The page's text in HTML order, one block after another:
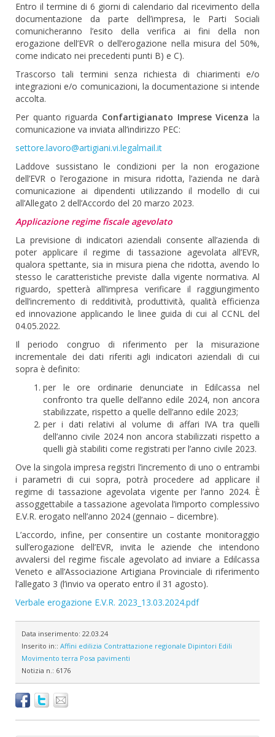
Entro il termine di 6 giorni di calendario dal ricevimento della
documentazione da parte dell’impresa, le Parti Sociali
comunicheranno l’esito della verifica ai fini della non
erogazione dell’EVR o dell’erogazione nella misura del 50%,
come indicato nei precedenti punti B) e C).
Trascorso tali termini senza richiesta di chiarimenti e/o
integrazioni e/o comunicazioni, la documentazione si intende
accolta.
Per quanto riguarda Confartigianato Imprese Vicenza la
comunicazione va inviata all’indirizzo PEC:
settore.lavoro@artigiani.vi.legalmail.it
Laddove sussistano le condizioni per la non erogazione
dell’EVR o l’erogazione in misura ridotta, l’azienda ne darà
comunicazione ai dipendenti utilizzando il modello di cui
all’Allegato 2 dell’Accordo del 20 marzo 2023.
Applicazione regime fiscale agevolato
La previsione di indicatori aziendali consente all’azienda di
poter applicare il regime di tassazione agevolata all’EVR,
qualora spettante, sia in misura piena che ridotta, avendo lo
stesso le caratteristiche previste dalla vigente normativa. Al
riguardo, spetterà all’impresa verificare il raggiungimento
dell’incremento di redditività, produttività, qualità efficienza
ed innovazione applicando le linee guida di cui al CCNL del
04.05.2022.
Il periodo congruo di riferimento per la misurazione
incrementale dei dati riferiti agli indicatori aziendali di cui
sopra è definito:
per le ore ordinarie denunciate in Edilcassa nel
confronto tra quelle dell’anno edile 2024, non ancora
stabilizzate, rispetto a quelle dell’anno edile 2023;
per i dati relativi al volume di affari IVA tra quelli
dell’anno civile 2024 non ancora stabilizzati rispetto a
quelli già stabiliti come registrati per l’anno civile 2023.
Ove la singola impresa registri l’incremento di uno o entrambi
i parametri di cui sopra, potrà procedere ad applicare il
regime di tassazione agevolata vigente per l’anno 2024. È
assoggettabile a tassazione agevolata l’importo complessivo
E.V.R. erogato nell’anno 2024 (gennaio – dicembre).
L’accordo, infine, per consentire un costante monitoraggio
sull’erogazione dell’EVR, invita le aziende che intendono
avvalersi del regime fiscale agevolato ad inviare a Edilcassa
Veneto e all’Associazione Artigiana Provinciale di riferimento
l’allegato 3 (l’invio va operato entro il 31 agosto).
Verbale erogazione E.V.R. 2023_13.03.2024.pdf
Data inserimento: 22.03.24
Inserito in:: Affini edilizia Contrattazione regionale Dipintori Edili
Movimento terra Posa pavimenti
Notizia n.: 6176